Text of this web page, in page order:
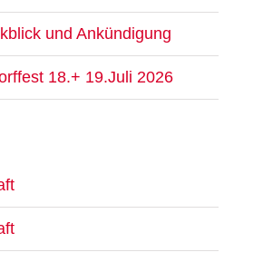
und Ankündigung
18.+ 19.Juli 2026